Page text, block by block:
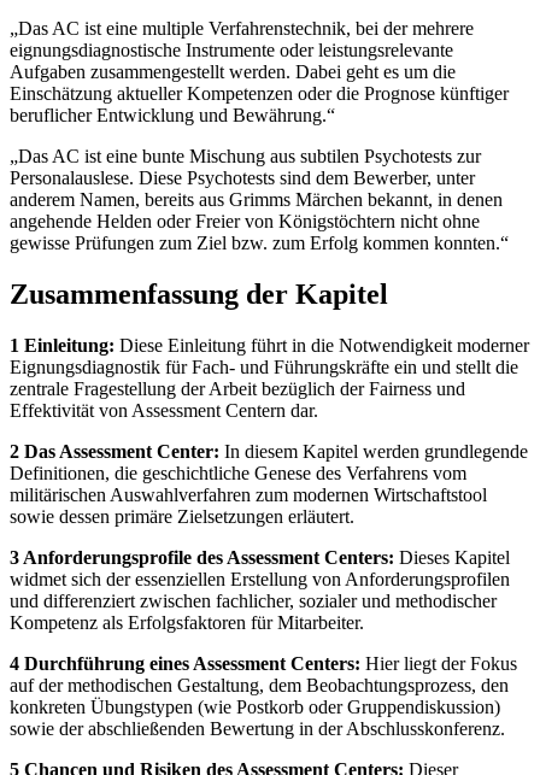
„Das AC ist eine multiple Verfahrenstechnik, bei der mehrere
eignungsdiagnostische Instrumente oder leistungsrelevante
Aufgaben zusammengestellt werden. Dabei geht es um die
Einschätzung aktueller Kompetenzen oder die Prognose künftiger
beruflicher Entwicklung und Bewährung.“
„Das AC ist eine bunte Mischung aus subtilen Psychotests zur
Personalauslese. Diese Psychotests sind dem Bewerber, unter
anderem Namen, bereits aus Grimms Märchen bekannt, in denen
angehende Helden oder Freier von Königstöchtern nicht ohne
gewisse Prüfungen zum Ziel bzw. zum Erfolg kommen konnten.“
Zusammenfassung der Kapitel
1 Einleitung: Diese Einleitung führt in die Notwendigkeit moderner
Eignungsdiagnostik für Fach- und Führungskräfte ein und stellt die
zentrale Fragestellung der Arbeit bezüglich der Fairness und
Effektivität von Assessment Centern dar.
2 Das Assessment Center: In diesem Kapitel werden grundlegende
Definitionen, die geschichtliche Genese des Verfahrens vom
militärischen Auswahlverfahren zum modernen Wirtschaftstool
sowie dessen primäre Zielsetzungen erläutert.
3 Anforderungsprofile des Assessment Centers: Dieses Kapitel
widmet sich der essenziellen Erstellung von Anforderungsprofilen
und differenziert zwischen fachlicher, sozialer und methodischer
Kompetenz als Erfolgsfaktoren für Mitarbeiter.
4 Durchführung eines Assessment Centers: Hier liegt der Fokus
auf der methodischen Gestaltung, dem Beobachtungsprozess, den
konkreten Übungstypen (wie Postkorb oder Gruppendiskussion)
sowie der abschließenden Bewertung in der Abschlusskonferenz.
5 Chancen und Risiken des Assessment Centers: Dieser